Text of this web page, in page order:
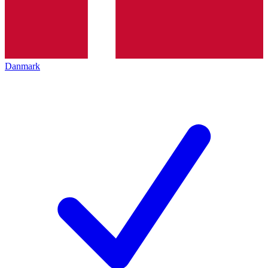
Danmark